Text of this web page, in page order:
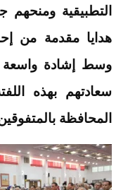
التطبيقية ومنحهم
هدايا مقدمة من
وسط إشادة واسعة
سعادتهم بهذه
المحافظة